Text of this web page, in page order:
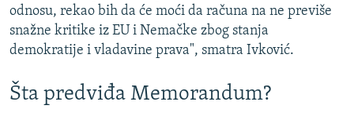
odnosu, rekao bih da će moći da računa na ne previše
snažne kritike iz EU i Nemačke zbog stanja
demokratije i vladavine prava", smatra Ivković.
Šta predviđa Memorandum?